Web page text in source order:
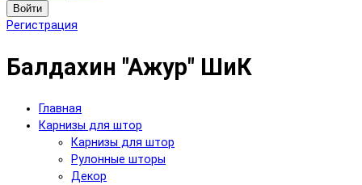
Войти
Регистрация
Балдахин "Ажур" ШиК
Главная
Карнизы для штор
Карнизы для штор
Рулонные шторы
Декор